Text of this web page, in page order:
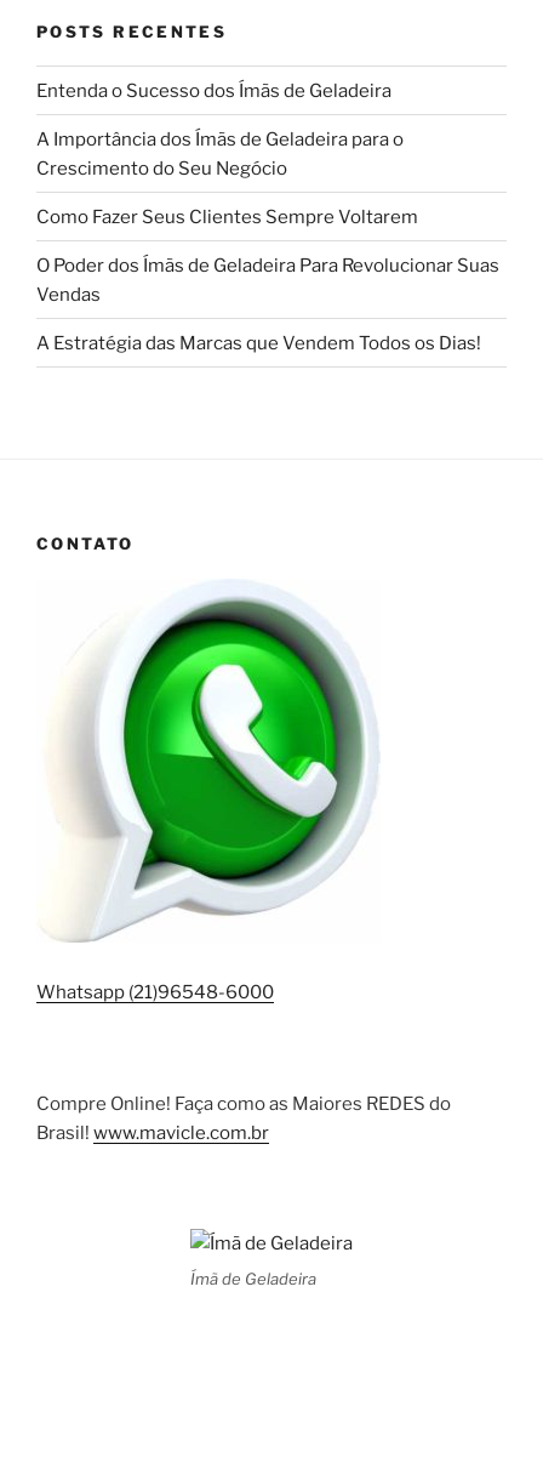
POSTS RECENTES
Entenda o Sucesso dos Ímãs de Geladeira
A Importância dos Ímãs de Geladeira para o
Crescimento do Seu Negócio
Como Fazer Seus Clientes Sempre Voltarem
O Poder dos Ímãs de Geladeira Para Revolucionar Suas
Vendas
A Estratégia das Marcas que Vendem Todos os Dias!
CONTATO
Whatsapp (21)96548-6000
Compre Online! Faça como as Maiores REDES do
Brasil! www.mavicle.com.br
Ímã de Geladeira